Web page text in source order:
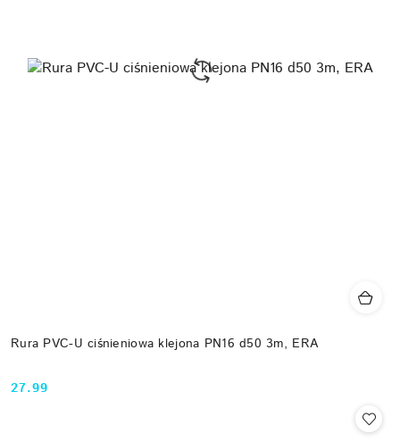
Rura PVC-U ciśnieniowa klejona PN16 d50 3m, ERA
Cena:
27.99